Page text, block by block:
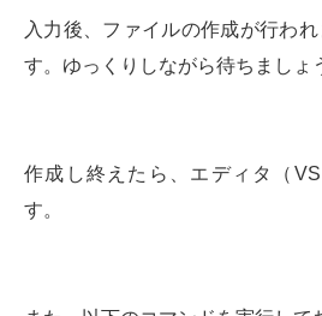
入力後、ファイルの作成が行わ
す。ゆっくりしながら待ちましょ
作成し終えたら、エディタ（
す。